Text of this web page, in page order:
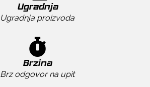
Ugradnja
Ugradnja proizvoda
Brzina
Brz odgovor na upit